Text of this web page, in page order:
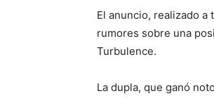
El anuncio, realizado
rumores sobre una
Turbulence.
La dupla, que ganó